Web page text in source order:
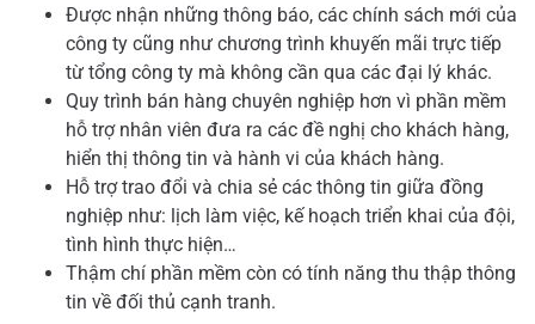
Được nhận những thông báo, các chính sách mới của
công ty cũng như chương trình khuyến mãi trực tiếp
từ tổng công ty mà không cần qua các đại lý khác.
Quy trình bán hàng chuyên nghiệp hơn vì phần mềm
hỗ trợ nhân viên đưa ra các đề nghị cho khách hàng,
hiển thị thông tin và hành vi của khách hàng.
Hỗ trợ trao đổi và chia sẻ các thông tin giữa đồng
nghiệp như: lịch làm việc, kế hoạch triển khai của đội,
tình hình thực hiện…
Thậm chí phần mềm còn có tính năng thu thập thông
tin về đối thủ cạnh tranh.